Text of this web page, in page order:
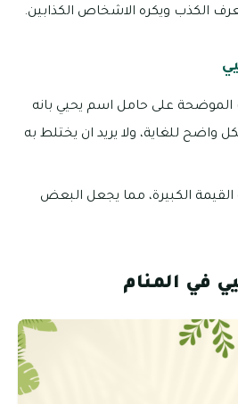
الكذب ويكره الاشخاص الكذابين.
الموضحة على حامل اسم يحيي بانه
للغاية، ولا يريد ان يختلط به
الكبيرة، مما يجعل البعض
في المنام